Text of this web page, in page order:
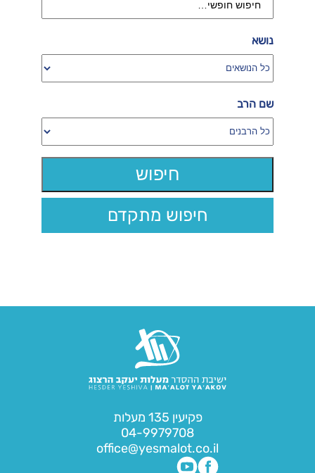
נושא
שם הרב
חיפוש מתקדם
פקיעין 135 מעלות
04-9979708
office@yesmalot.co.il